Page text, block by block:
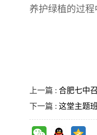
养护绿植的过
上一篇 : 合肥七中
下一篇 : 这堂主题